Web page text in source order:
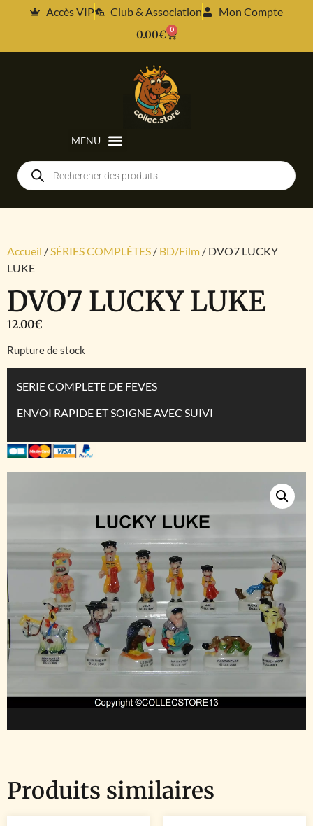
Accès VIP Club & Association
Mon Compte
0.00€ 0
Accueil /SÉRIES COMPLÈTES / BD/Film / DVO7 LUCKY
LUKE
DVO7 LUCKY LUKE
12.00€
Rupture de stock
SERIE COMPLETE DE FEVES
ENVOI RAPIDE ET SOIGNE AVEC SUIVI
Produits similaires